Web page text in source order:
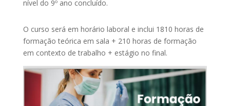
nível do 9º ano concluído.
O curso será em horário laboral e inclui 1810 horas de
formação teórica em sala + 210 horas de formação
em contexto de trabalho + estágio no final.